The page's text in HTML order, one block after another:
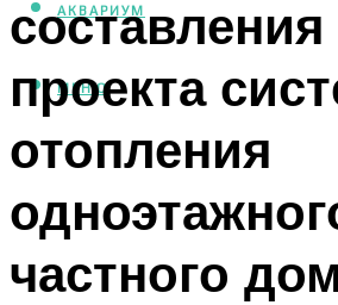
АКВАРИУМ
МЕНЮ
составления
проекта
отопления
частного